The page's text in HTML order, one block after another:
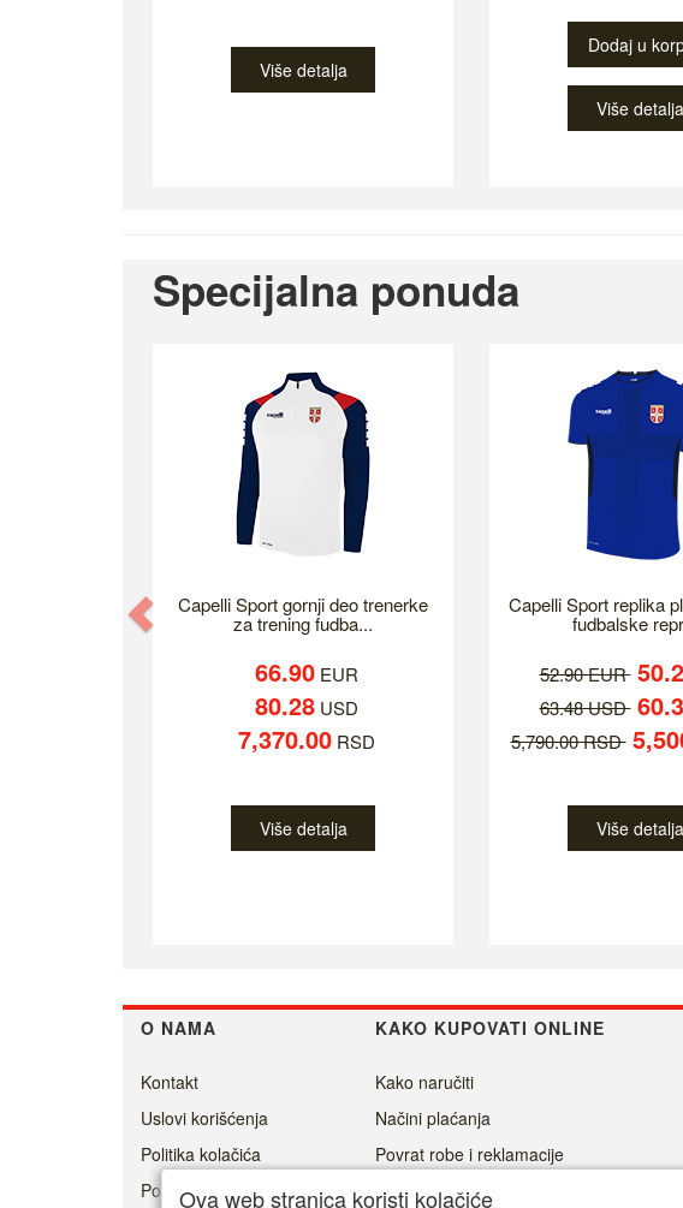
Više detalja
Dodaj u
Više detalja
Specijalna ponuda
Capelli Sport gornji deo trenerke
za trening fudba...
66.90EUR
80.28USD
7,370.00RSD
Više detalja
Capelli Sport replika
fudbalske
52.90 EUR
63.48 USD
5,790.00 RSD
Više detalja
Previous
O NAMA KAKO KUPOVATI ONLINE
Kontakt
Uslovi korišćenja
Politika kolačića
Politika privatnosti
Kako naručiti
Načini plaćanja
Povrat robe i reklamacije
Isporuka
Ova web stranica koristi kolačiće